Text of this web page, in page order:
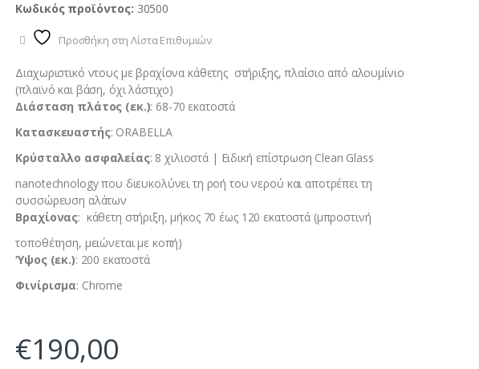
Κωδικός προϊόντος: 30500
Προσθήκη στη Λίστα Επιθυμιών
Διαχωριστικό ντους με βραχίονα κάθετης στήριξης, πλαίσιο από αλουμίνιο
(πλαϊνό και βάση, όχι λάστιχο)
Διάσταση πλάτος (εκ.): 68-70 εκατοστά
Κατασκευαστής: ORABELLA
Κρύσταλλο ασφαλείας: 8 χιλιοστά | Ειδική επίστρωση Clean Glass
nanotechnology που διευκολύνει τη ροή του νερού και αποτρέπει τη
συσσώρευση αλάτων
Βραχίονας: κάθετη στήριξη, μήκος 70 έως 120 εκατοστά (μπροστινή
τοποθέτηση, μειώνεται με κοπή)
‘Υψος (εκ.): 200 εκατοστά
Φινίρισμα: Chrome
€190,00